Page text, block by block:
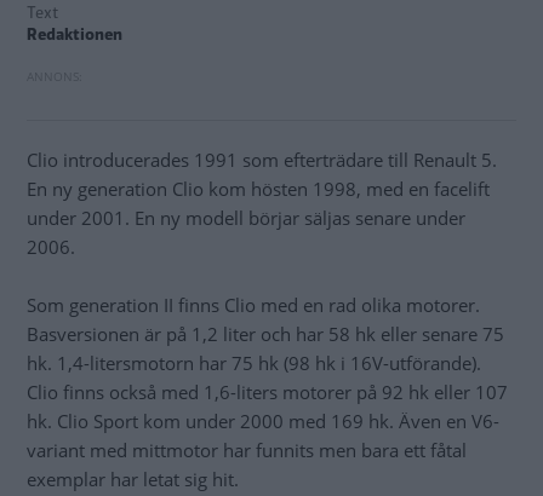
Text
Redaktionen
Clio introducerades 1991 som efterträdare till Renault 5.
En ny generation Clio kom hösten 1998, med en facelift
under 2001. En ny modell börjar säljas senare under
2006.
Som generation II finns Clio med en rad olika motorer.
Basversionen är på 1,2 liter och har 58 hk eller senare 75
hk. 1,4-litersmotorn har 75 hk (98 hk i 16V-utförande).
Clio finns också med 1,6-liters motorer på 92 hk eller 107
hk. Clio Sport kom under 2000 med 169 hk. Även en V6-
variant med mittmotor har funnits men bara ett fåtal
exemplar har letat sig hit.